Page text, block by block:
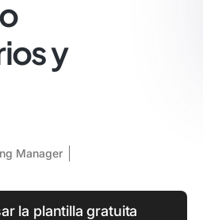
y
Manager
la plantilla gratuita